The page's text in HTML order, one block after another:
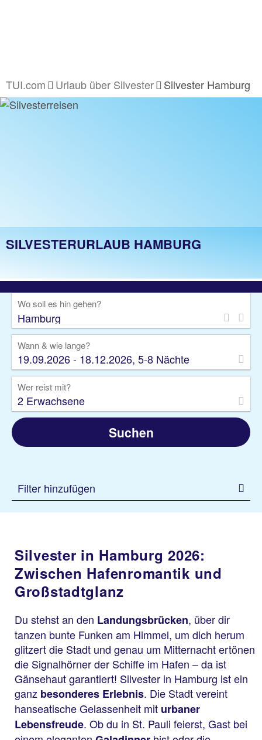
TUI.com Urlaub über Silvester Silvester Hamburg
SILVESTERURLAUB HAMBURG
Wo soll es hin gehen?
Wann & wie lange?
19.09.2026 - 18.12.2026, 5-8 Nächte
Wer reist mit?
2 Erwachsene
Suchen
Filter hinzufügen
Silvester in Hamburg 2026:
Zwischen Hafenromantik und
Großstadtglanz
Du stehst an den Landungsbrücken, über dir
tanzen bunte Funken am Himmel, um dich herum
glitzert die Stadt und genau um Mitternacht ertönen
die Signalhörner der Schiffe im Hafen – da ist
Gänsehaut garantiert! Silvester in Hamburg ist ein
ganz besonderes Erlebnis. Die Stadt vereint
hanseatische Gelassenheit mit urbaner
Lebensfreude. Ob du in St. Pauli feierst, Gast bei